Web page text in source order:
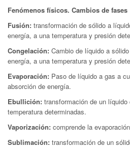
Fenómenos físicos. Cambios de fases
Fusión: transformación de sólido a
energía, a una temperatura y presión
Congelación: Cambio de líquido a
energía, a una temperatura y presión
Evaporación: Paso de líquido a gas a
absorción de energía.
Ebullición: transformación de un
temperatura determinadas.
Vaporización: comprende la
Sublimación: transformación de un